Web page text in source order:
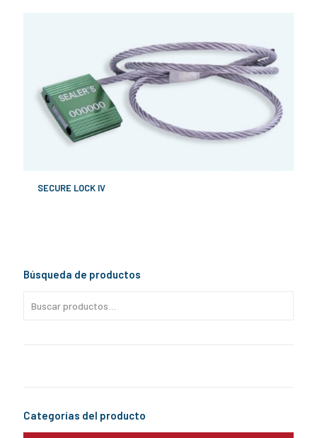
SECURE LOCK IV
Búsqueda de productos
Categorías del producto